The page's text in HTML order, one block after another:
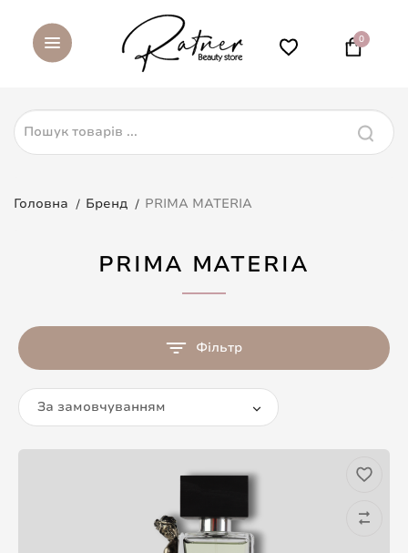
0
Головна Бренд PRIMA MATERIA
PRIMA MATERIA
Фільтр
За замовчуванням